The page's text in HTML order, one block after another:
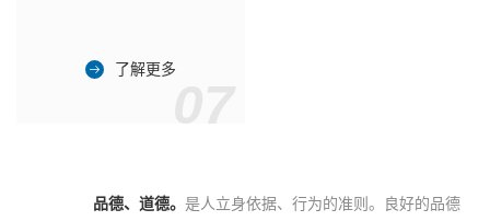
了解更多
品德、道德。 是人立身依据、行为的准则。良好的品德